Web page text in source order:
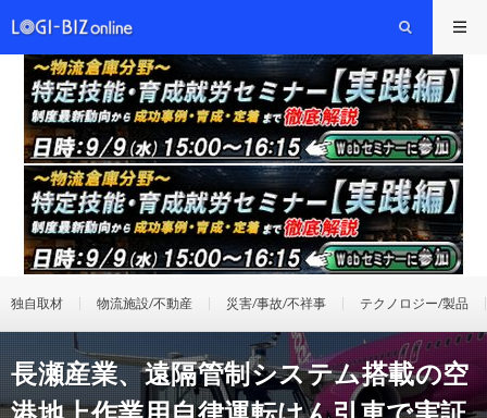
独自取材 物流施設/不動産 災害/事故/不祥事 テクノロジー/製品
長瀬産業、遠隔管制システム搭載の空